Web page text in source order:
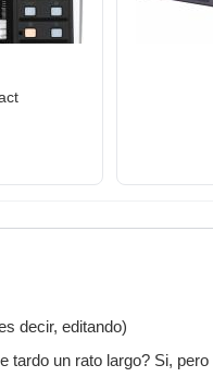
decir, editando)
tardo un rato largo? Si,